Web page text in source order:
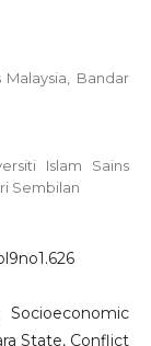
Malaysia, Bandar
Islam Sains
Sembilan
Socioeconomic
State, Conflict